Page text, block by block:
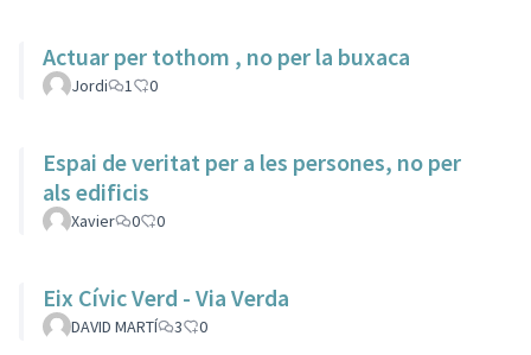
Actuar per tothom , no per la buxaca
Jordi 1 0
Espai de veritat per a les persones, no per
als edificis
Xavier 0 0
Eix Cívic Verd - Via Verda
DAVID MARTÍ 3 0